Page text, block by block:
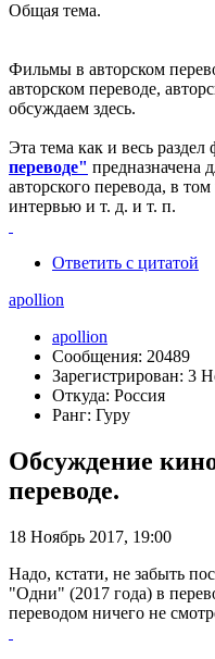
Общая тема.
Фильмы в авторском
авторском переводе,
обсуждаем здесь.
Эта тема как и весь раздел
переводе" предназначена
авторского перевода, в
интервью и т. д. и т. п.
Ответить с цитатой
apollion
apollion
Сообщения: 20489
Зарегистрирован: 3
Откуда: Россия
Ранг: Гуру
Обсуждение
переводе.
18 Ноябрь 2017, 19:00
Надо, кстати, не забыть
"Одни" (2017 года) в
переводом ничего не